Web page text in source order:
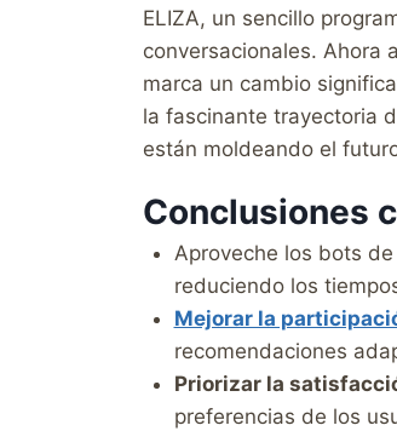
ELIZA, un sencillo
conversacionales. Ahora
marca un cambio
la fascinante trayectoria
están moldeando el
Conclusiones
Aproveche los bots
reduciendo los
Mejorar la
recomendaciones
Priorizar la
preferencias de los